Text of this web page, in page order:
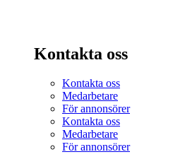
Kontakta oss
Kontakta oss
Medarbetare
För annonsörer
Kontakta oss
Medarbetare
För annonsörer